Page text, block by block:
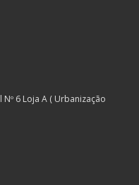
6 Loja A ( Urbanização